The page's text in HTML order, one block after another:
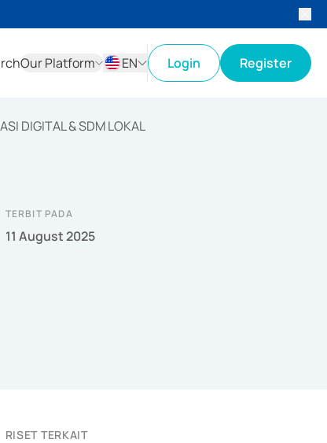
Our Platform
EN
Login Register
DIGITAL & SDM LOKAL
TERBIT PADA
11 August 2025
RISET TERKAIT